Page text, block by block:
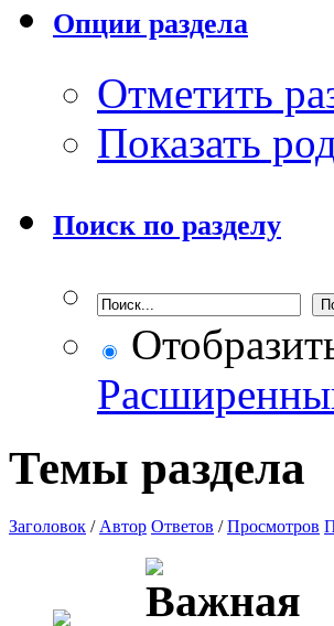
Опции раздела
Отметить
Показать
Поиск по разделу
Темы раздела
Заголовок / Автор Ответов /Просмотров